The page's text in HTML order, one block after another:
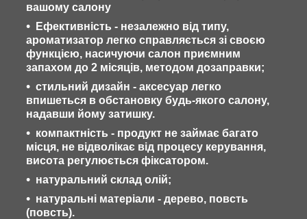
вашому салону
Ефективність - незалежно від типу,
ароматизатор легко справляється зі своєю
функцією, насичуючи салон приємним
запахом до 2 місяців, методом дозаправки;
стильний дизайн - аксесуар легко
впишеться в обстановку будь-якого салону,
надавши йому затишку.
компактність - продукт не займає багато
місця, не відволікає від процесу керування,
висота регулюється фіксатором.
натуральний склад олій;
натуральні матеріали - дерево, повсть
(повсть).